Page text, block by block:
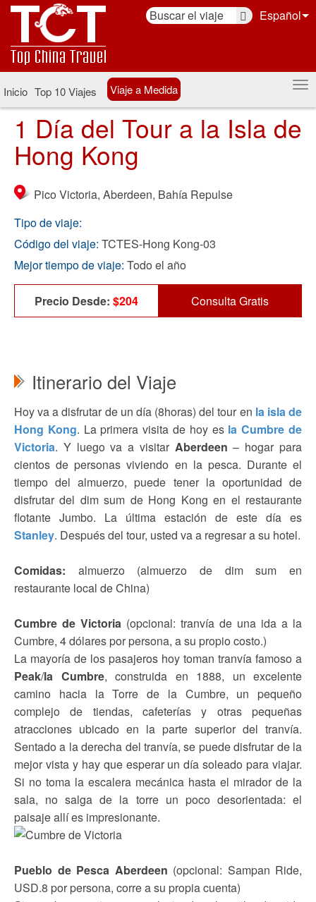
Español
Inicio Top 10 Viajes Viaje a Medida
1 Día del Tour a la Isla de
Hong Kong
Pico Victoria, Aberdeen, Bahía Repulse
Tipo de viaje:
Código del viaje: TCTES-Hong Kong-03
Mejor tiempo de viaje: Todo el año
Precio Desde: $204 Consulta Gratis
Itinerario del Viaje
Hoy va a disfrutar de un día (8horas) del tour en la isla de
Hong Kong. La primera visita de hoy es la Cumbre de
Victoria. Y luego va a visitar Aberdeen – hogar para
cientos de personas viviendo en la pesca. Durante el
tiempo del almuerzo, puede tener la oportunidad de
disfrutar del dim sum de Hong Kong en el restaurante
flotante Jumbo. La última estación de este día es
Stanley. Después del tour, usted va a regresar a su hotel.
Comidas: almuerzo (almuerzo de dim sum en
restaurante local de China)
Cumbre de Victoria (opcional: tranvía de una ida a la
Cumbre, 4 dólares por persona, a su propio costo.)
La mayoría de los pasajeros hoy toman tranvía famoso a
Peak/la Cumbre, construida en 1888, un excelente
camino hacia la Torre de la Cumbre, un pequeño
complejo de tiendas, cafeterías y otras pequeñas
atracciones ubicado en la parte superior del tranvía.
Sentado a la derecha del tranvía, se puede disfrutar de la
mejor vista y hay que esperar un día soleado para viajar.
Si no toma la escalera mecánica hasta el mirador de la
sala, no salga de la torre un poco desorientada: el
paisaje allí es impresionante.
Pueblo de Pesca Aberdeen (opcional: Sampan Ride,
USD.8 por persona, corre a su propia cuenta)